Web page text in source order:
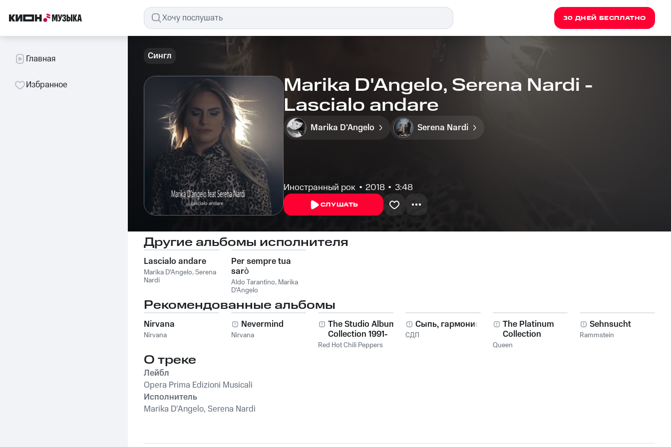
30 ДНЕЙ БЕСПЛАТНО
Главная
Избранное
Сингл
Marika D'Angelo, Serena Nardi -
Lascialo andare
Marika D'Angelo Serena Nardi
Иностранный рок 2018 3:48
СЛУШАТЬ
Другие альбомы исполнителя
Lascialo andare
Marika D'Angelo,Serena
Nardi
Per sempre tua
sarò
Aldo Tarantino, Marika
D'Angelo
Рекомендованные альбомы
Nirvana
Nirvana
Nevermind
Nirvana
The Studio Album
Collection 1991-
2011
Red Hot Chili Peppers
Сыпь, гармоника!
СДП
The Platinum
Collection
Queen
Sehnsucht
Rammstein
О треке
Лейбл
Opera Prima Edizioni Musicali
Исполнитель
Marika D'Angelo, Serena Nardi